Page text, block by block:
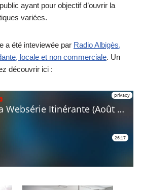
ayant pour objectif d’ouvrir la
variées.
a été inteviewée par Radio Albigès,
locale et non commerciale. Un
découvrir ici :